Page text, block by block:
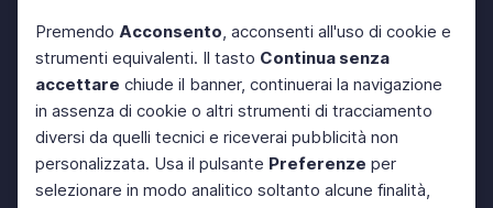
Premendo Acconsento, acconsenti all'uso di cookie e
strumenti equivalenti. Il tasto Continua senza
accettare chiude il banner, continuerai la navigazione
in assenza di cookie o altri strumenti di tracciamento
diversi da quelli tecnici e riceverai pubblicità non
personalizzata. Usa il pulsante Preferenze per
selezionare in modo analitico soltanto alcune finalità,